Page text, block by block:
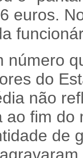
euros.
número
do
não
ao fim do
de